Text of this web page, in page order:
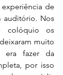
de
auditório. Nos
colóquio os
muito
era fazer da
por isso